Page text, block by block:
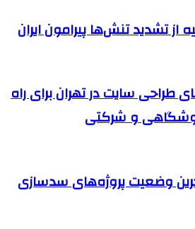
از تشدید تنش‌ها پیرامون ایران
طراحی سایت در تهران برای راه
و شرکتی
وضعیت پروژه‌های سدسازی